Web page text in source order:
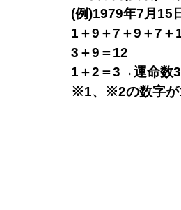
(例)1979年7月15
1＋9＋7＋9＋7
3＋9＝12
1＋2＝3→運命数
※1、※2の数字が